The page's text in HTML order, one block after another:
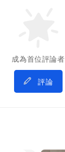
成為首位評論者
評論